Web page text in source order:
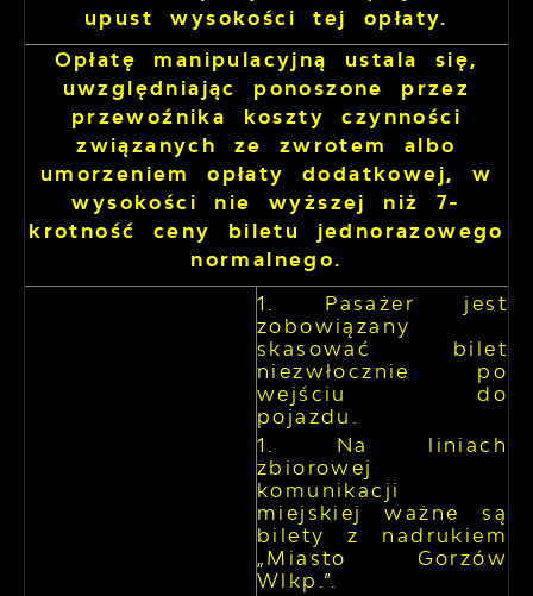
upust wysokości tej opłaty.
Opłatę manipulacyjną ustala się,
uwzględniając ponoszone przez
przewoźnika koszty czynności
związanych ze zwrotem albo
umorzeniem opłaty dodatkowej, w
wysokości nie wyższej niż 7-
krotność ceny biletu jednorazowego
normalnego.
Pasażer jest
zobowiązany
skasować bilet
niezwłocznie po
wejściu do
pojazdu.
Na liniach
zbiorowej
komunikacji
miejskiej ważne są
bilety z nadrukiem
„Miasto Gorzów
Wlkp.”.